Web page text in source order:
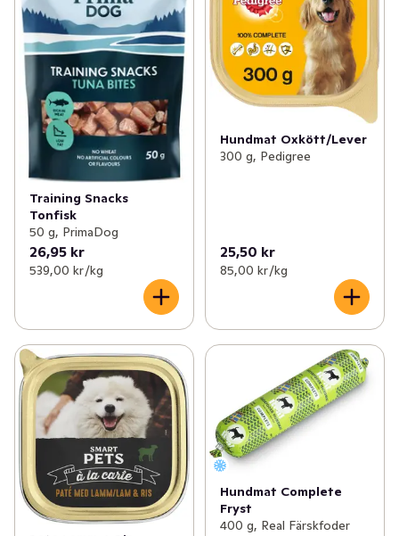
Training Snacks
Tonfisk
50 g, PrimaDog
26,95 kr
539,00 kr /kg
Hundmat Oxkött/Lever
300 g, Pedigree
25,50 kr
85,00 kr /kg
Hundmat Complete
Fryst
400 g, Real Färskfoder